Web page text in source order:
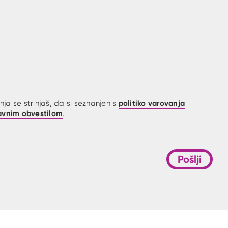
se strinjaš, da si seznanjen s politiko varovanja
obvestilom.
Pošlji